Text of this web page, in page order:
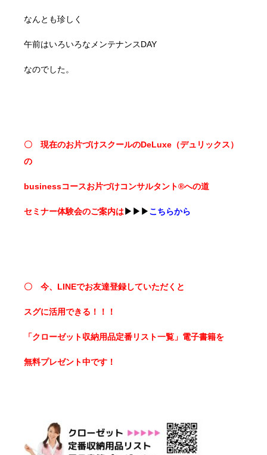
なんとも珍しく
午前はいろいろなメンテナンスDAY
なのでした。
〇 現在のお片づけスクールのDeLuxe（デュリックス）
の
businessコースお片づけコンサルタント®への道
セミナー体験会のご案内は▶▶▶こちらから
〇 今、LINEでお友達登録していただくと
スグに活用できる！！！
「クローゼット収納用品定番リスト一覧」電子書籍を
無料プレゼント中です！